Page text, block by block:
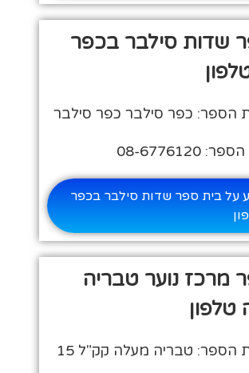
שדות סילבר בכפר
הספר: כפר סילבר כפר סילבר
6776120
על בית ספר שדות סילבר בכפר
מרכז נוער טבריה
הספר: טבריה מעלה קק"ל 15